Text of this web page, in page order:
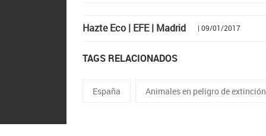
Hazte Eco | EFE | Madrid | 09/01/2017
TAGS RELACIONADOS
España Animales en peligro de extinción